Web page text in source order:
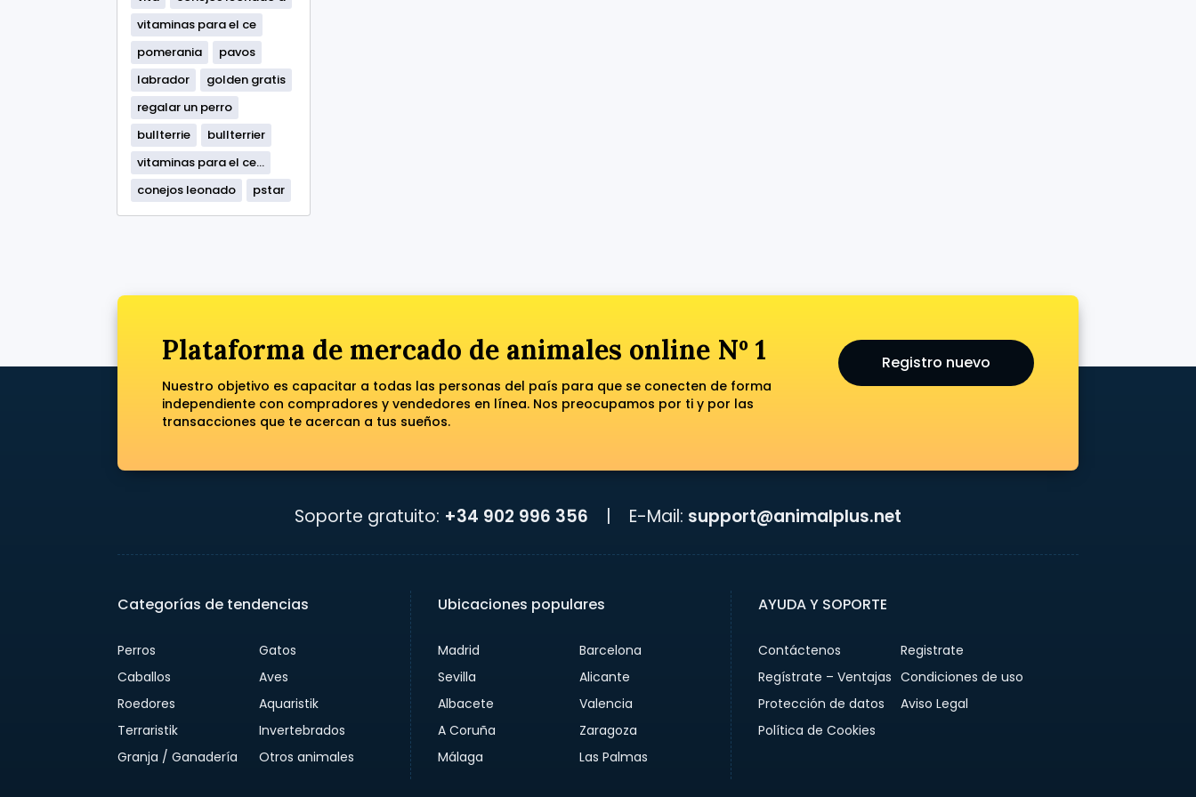
vitaminas para el ce
pomerania
pavos
labrador
golden gratis
regalar un perro
bullterrie
bullterrier
vitaminas para el ce...
conejos leonado
pstar
Plataforma de mercado de animales online Nº 1
Nuestro objetivo es capacitar a todas las personas del país para que se conecten de forma
independiente con compradores y vendedores en línea. Nos preocupamos por ti y por las
transacciones que te acercan a tus sueños.
Registro nuevo
Soporte gratuito: +34 902 996 356 E-Mail: support@animalplus.net
Categorías de tendencias
Perros
Gatos
Caballos
Aves
Roedores
Aquaristik
Terraristik
Invertebrados
Granja / Ganadería
Otros animales
Ubicaciones populares
Madrid
Barcelona
Sevilla
Alicante
Albacete
Valencia
A Coruña
Zaragoza
Málaga
Las Palmas
AYUDA Y SOPORTE
Contáctenos
Registrate
Regístrate – Ventajas Condiciones de uso
Protección de datos
Aviso Legal
Política de Cookies